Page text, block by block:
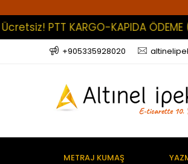
KARGO-KAPIDA ÖDEME
+905335928020
METRAJ KUMAŞ